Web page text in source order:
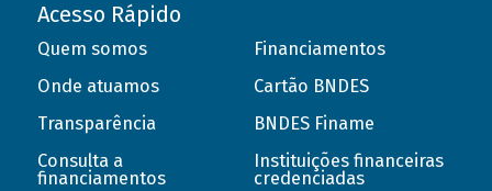
Acesso Rápido
Quem somos
Onde atuamos
Transparência
Consulta a
financiamentos
Financiamentos
Cartão BNDES
BNDES Finame
Instituições financeiras
credenciadas